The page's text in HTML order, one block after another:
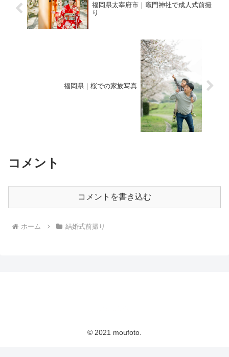
福岡県太宰府市｜竈門神社で成人式前撮
り
福岡県｜桜での家族写真
コメント
コメントを書き込む
ホーム 結婚式前撮り
© 2021 moufoto.